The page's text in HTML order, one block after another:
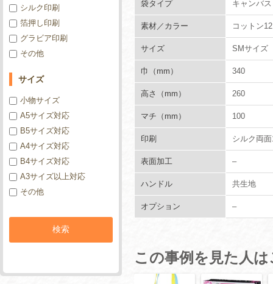
袋タイプ キャンバ
素材／カラー コットン
サイズ SMサイズ
巾（mm） 340
高さ（mm） 260
マチ（mm） 100
印刷 シルク両
表面加工 –
ハンドル 共生地
オプション –
この事例を見た人
シルク印刷
箔押し印刷
グラビア印刷
その他
サイズ
小物サイズ
A5サイズ対応
B5サイズ対応
A4サイズ対応
B4サイズ対応
A3サイズ以上対応
その他